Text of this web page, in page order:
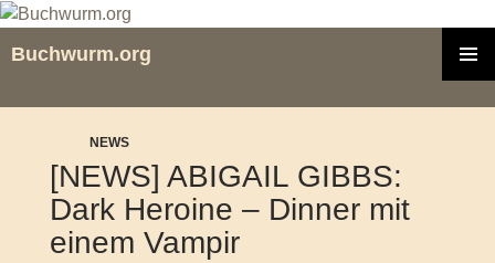
Zum
springen
Buchwurm.org
NEWS
[NEWS] ABIGAIL GIBBS:
Dark Heroine – Dinner mit
einem Vampir